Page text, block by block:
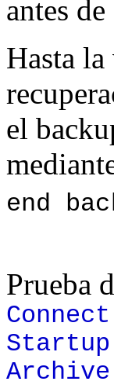
antes
Hasta
el
end
Prueba
Startup